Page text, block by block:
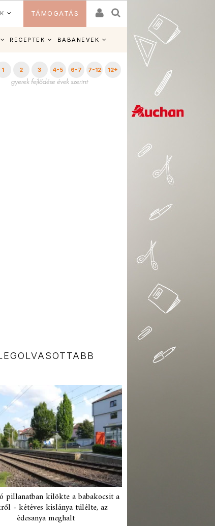
TÁMOGATÁS
RECEPTEK BABANEVEK
1 2 3 4-5 6-7 7-12 12+
pillanatban kilökte a babakocsit a
- kétéves kislánya túlélte, az
édesanya meghalt